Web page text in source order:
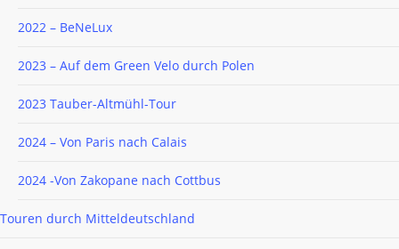
2022 – BeNeLux
2023 – Auf dem Green Velo durch Polen
2023 Tauber-Altmühl-Tour
2024 – Von Paris nach Calais
2024 -Von Zakopane nach Cottbus
Touren durch Mitteldeutschland